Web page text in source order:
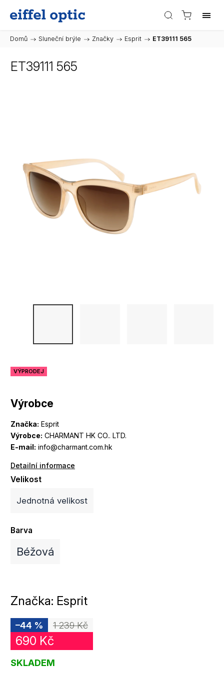
Domů / Sluneční brýle / Značky / Esprit / ET39111 565
ET39111 565
Výrobce
Značka: Esprit
Výrobce: CHARMANT HK CO.. LTD.
E-mail: info@charmant.com.hk
Detailní informace
VÝPRODEJ
Velikost
Jednotná velikost
Barva
Béžová
Značka: Esprit
1 239 Kč
–44 %
690 Kč
SKLADEM